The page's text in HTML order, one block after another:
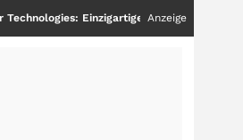
Einzigartige Leistung zieht die Top-Dogs an!
Anzeige